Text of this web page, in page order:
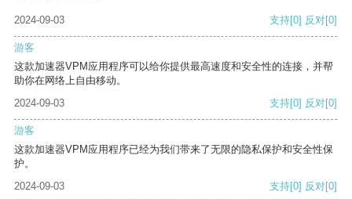
2024-09-03 支持[0] 反对[0]
游客
这款加速器VPM应用程序可以给你提供最高速度和安全性的连接，并帮
助你在网络上自由移动。
2024-09-03
支持[0] 反对[0]
游客
这款加速器VPM应用程序已经为我们带来了无限的隐私保护和安全性保
护。
2024-09-03
支持[0] 反对[0]